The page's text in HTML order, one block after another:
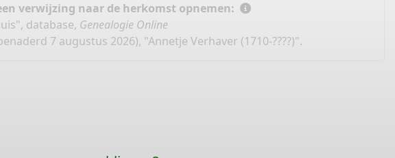
verwijzing naar de herkomst opnemen:
database, Genealogie Online
7 augustus 2026), "Annetje Verhaver (1710-????)".